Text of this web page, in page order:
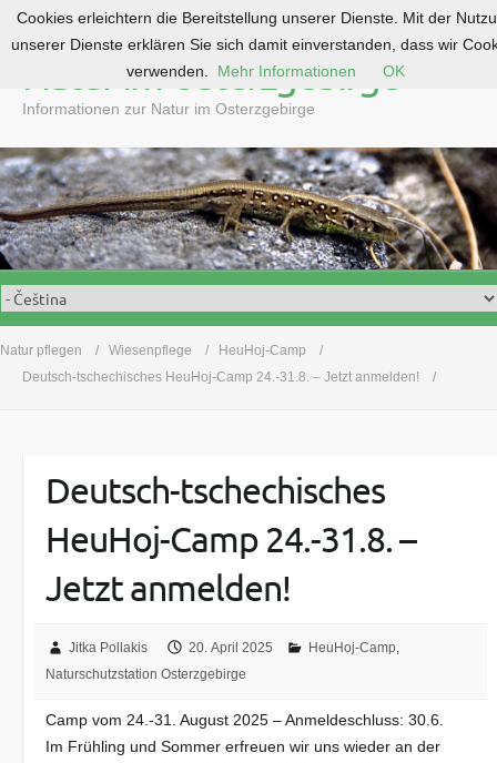
o
c
o
n
t
e
n
Natur im Osterzgebirge
Informationen zur Natur im Osterzgebirge
Natur pflegen Wiesenpflege
HeuHoj-Camp
Deutsch-tschechisches HeuHoj-Camp 24.-31.8. – Jetzt anmelden!
Deutsch-tschechisches
HeuHoj-Camp 24.-31.8. –
Jetzt anmelden!
Jitka Pollakis 20. April 2025 HeuHoj-Camp,
Naturschutzstation Osterzgebirge
Camp vom 24.-31. August 2025 – Anmeldeschluss: 30.6.
Im Frühling und Sommer erfreuen wir uns wieder an der
Cookies erleichtern die Bereitstellung unserer Dienste. Mit der
unserer Dienste erklären Sie sich damit einverstanden, dass wir
verwenden.
Mehr Informationen OK